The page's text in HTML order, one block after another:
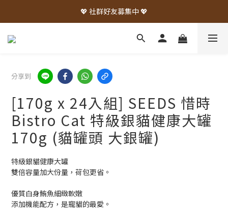
💖 社群好友募集中 💖
分享到
[170g x 24入組] SEEDS 惜時
Bistro Cat 特級銀貓健康大罐
170g (貓罐頭 大銀罐)
特級銀貓健康大罐
雙倍容量加大份量，荷包更省。
優質白身鮪魚細緻軟嫩
添加機能配方，是寵貓的最愛。